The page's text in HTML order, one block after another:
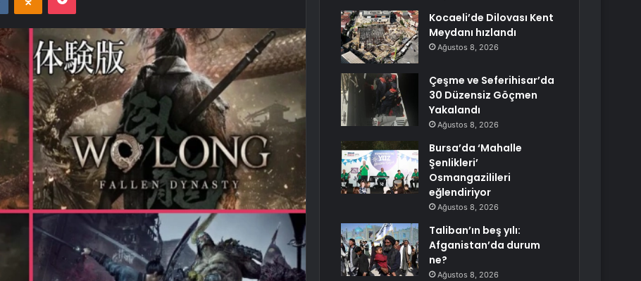
Kocaeli’de Dilovası Kent
Meydanı hızlandı
Ağustos 8, 2026
Çeşme ve Seferihisar’da
30 Düzensiz Göçmen
Yakalandı
Ağustos 8, 2026
Bursa’da ‘Mahalle
Şenlikleri’
Osmangazilileri
eğlendiriyor
Ağustos 8, 2026
Taliban’ın beş yılı:
Afganistan’da durum
ne?
Ağustos 8, 2026